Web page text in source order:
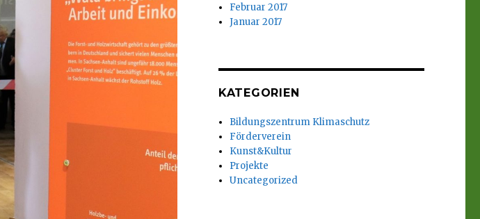
Februar 2017
Januar 2017
KATEGORIEN
Bildungszentrum Klimaschutz
Förderverein
Kunst&Kultur
Projekte
Uncategorized